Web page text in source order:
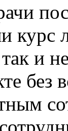
курс
так и